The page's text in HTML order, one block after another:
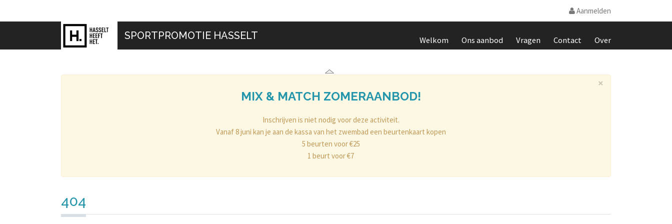
Aanmelden
Welkom Ons aanbod Vragen Contact Over
SPORTPROMOTIE HASSELT
×
MIX & MATCH ZOMERAANBOD!
Inschrijven is niet nodig voor deze activiteit.
Vanaf 8 juni kan je aan de kassa van het zwembad een beurtenkaart kopen
5 beurten voor €25
1 beurt voor €7
404